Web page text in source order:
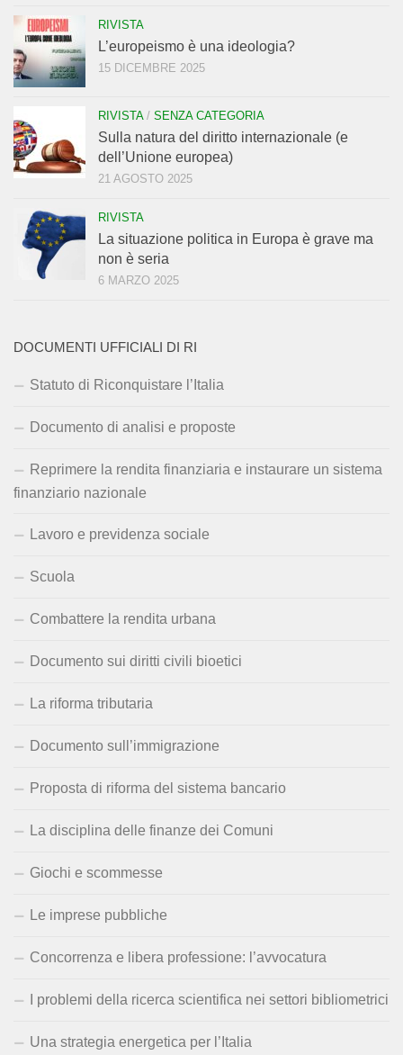
RIVISTA
L’europeismo è una ideologia?
15 DICEMBRE 2025
RIVISTA/ SENZA CATEGORIA
Sulla natura del diritto internazionale (e
dell’Unione europea)
21 AGOSTO 2025
RIVISTA
La situazione politica in Europa è grave ma
non è seria
6 MARZO 2025
DOCUMENTI UFFICIALI DI RI
Statuto di Riconquistare l’Italia
Documento di analisi e proposte
Reprimere la rendita finanziaria e instaurare un sistema
finanziario nazionale
Lavoro e previdenza sociale
Scuola
Combattere la rendita urbana
Documento sui diritti civili bioetici
La riforma tributaria
Documento sull’immigrazione
Proposta di riforma del sistema bancario
La disciplina delle finanze dei Comuni
Giochi e scommesse
Le imprese pubbliche
Concorrenza e libera professione: l’avvocatura
I problemi della ricerca scientifica nei settori bibliometrici
Una strategia energetica per l’Italia